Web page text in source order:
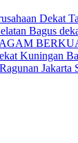
Dekat
Bagus
Kuningan
Jakarta